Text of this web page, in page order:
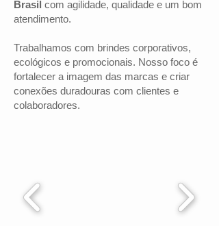
Brasil com agilidade, qualidade e um bom
atendimento.
Trabalhamos com brindes corporativos,
ecológicos e promocionais. Nosso foco é
fortalecer a imagem das marcas e criar
conexões duradouras com clientes e
colaboradores.